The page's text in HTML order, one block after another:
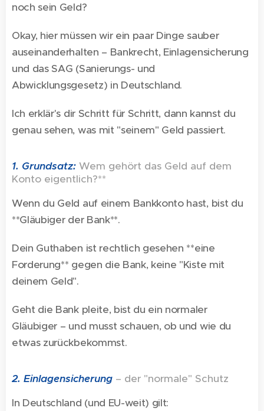
noch sein Geld?
Okay, hier müssen wir ein paar Dinge sauber
auseinanderhalten – Bankrecht, Einlagensicherung
und das SAG (Sanierungs- und
Abwicklungsgesetz) in Deutschland.
Ich erklär's dir Schritt für Schritt, dann kannst du
genau sehen, was mit "seinem" Geld passiert.
1. Grundsatz: Wem gehört das Geld auf dem
Konto eigentlich?**
Wenn du Geld auf einem Bankkonto hast, bist du
**Gläubiger der Bank**.
Dein Guthaben ist rechtlich gesehen **eine
Forderung** gegen die Bank, keine "Kiste mit
deinem Geld".
Geht die Bank pleite, bist du ein normaler
Gläubiger – und musst schauen, ob und wie du
etwas zurückbekommst.
2. Einlagensicherung – der "normale" Schutz
In Deutschland (und EU-weit) gilt: